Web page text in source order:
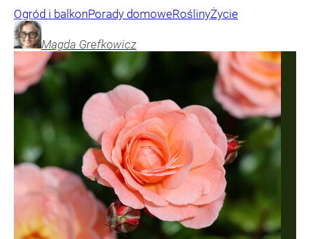
Ogród i balkonPorady domoweRoślinyŻycie
Magda Grefkowicz